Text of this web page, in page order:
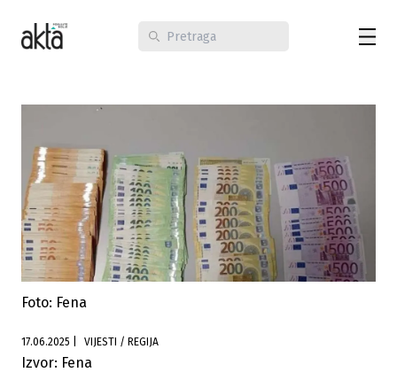
Foto: Fena
17.06.2025 VIJESTI / REGIJA
Izvor: Fena